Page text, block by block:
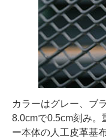
カラーはグレー、ブ
8.0cmで0.5cm刻み。
ー本体の人工皮革基